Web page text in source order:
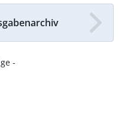
-